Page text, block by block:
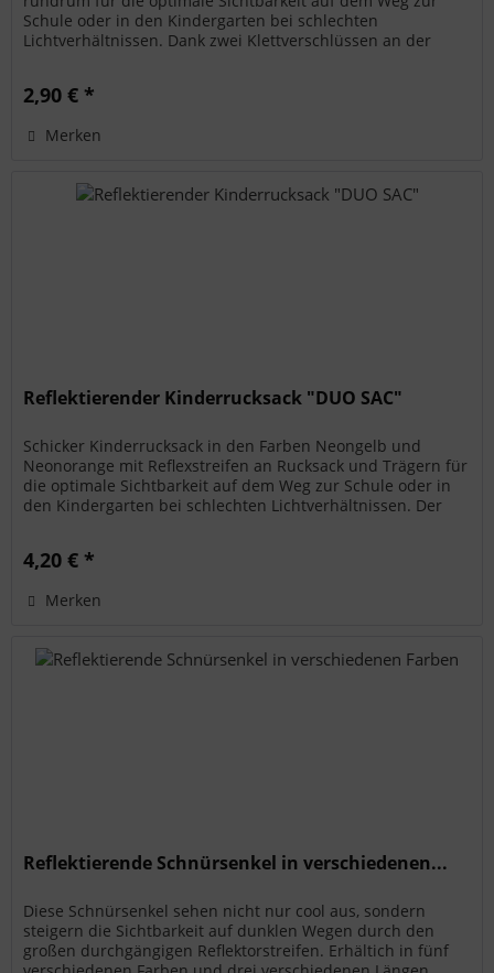
Schule oder in den Kindergarten bei schlechten
Lichtverhältnissen. Dank zwei Klettverschlüssen an der
2,90 € *
Merken
Reflektierender Kinderrucksack "DUO SAC"
Schicker Kinderrucksack in den Farben Neongelb und
Neonorange mit Reflexstreifen an Rucksack und Trägern für
die optimale Sichtbarkeit auf dem Weg zur Schule oder in
den Kindergarten bei schlechten Lichtverhältnissen. Der
4,20 € *
Merken
Reflektierende Schnürsenkel in verschiedenen...
Diese Schnürsenkel sehen nicht nur cool aus, sondern
steigern die Sichtbarkeit auf dunklen Wegen durch den
großen durchgängigen Reflektorstreifen. Erhältich in fünf